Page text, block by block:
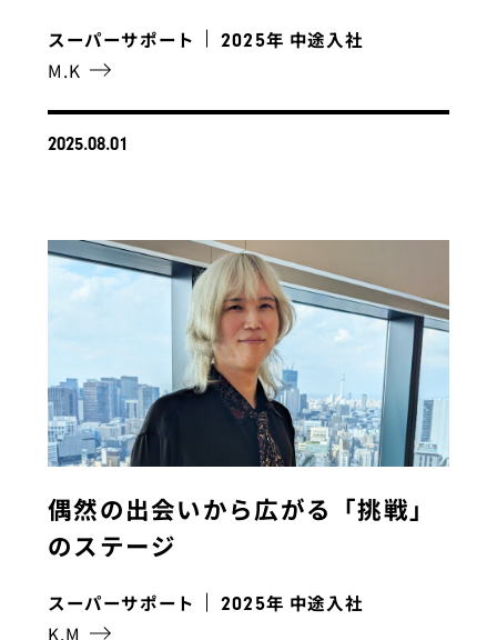
スーパーサポート 2025年 中途入社
M.K
2025.08.01
偶然の出会いから広がる「挑戦」
のステージ
スーパーサポート 2025年 中途入社
K.M